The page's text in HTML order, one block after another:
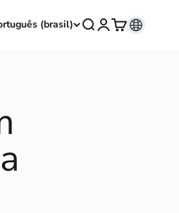
(brasil) Abrir pesquisa
Abrir página de
Abrir